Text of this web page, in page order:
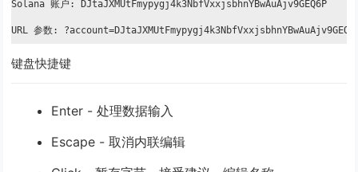
Solana 账户: DJtaJXMUtFmypygj4k3NbfVxxjsbhnYBwAuAjv9GEQ6P
URL 参数:
键盘快捷键
Enter - 处理数据输入
Escape - 取消内联编辑